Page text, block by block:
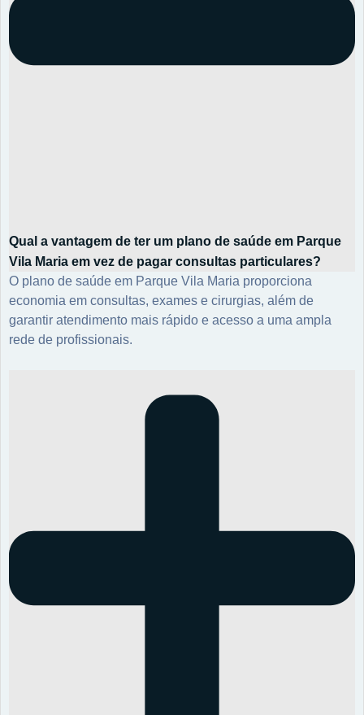
Qual a vantagem de ter um plano de saúde em Parque
Vila Maria em vez de pagar consultas particulares?
O plano de saúde em Parque Vila Maria proporciona
economia em consultas, exames e cirurgias, além de
garantir atendimento mais rápido e acesso a uma ampla
rede de profissionais.